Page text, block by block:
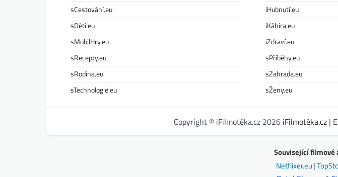
sCestování.eu
sDěti.eu
sMobilHry.eu
sRecepty.eu
sRodina.eu
sTechnologie.eu
iHubnutí.eu
iKáhira.eu
iZdraví.eu
sPříběhy.eu
sZahrada.eu
sŽeny.eu
Copyright © iFilmotéka.cz 2026 iFilmotéka.cz|
Související filmové
Netflixer.eu |